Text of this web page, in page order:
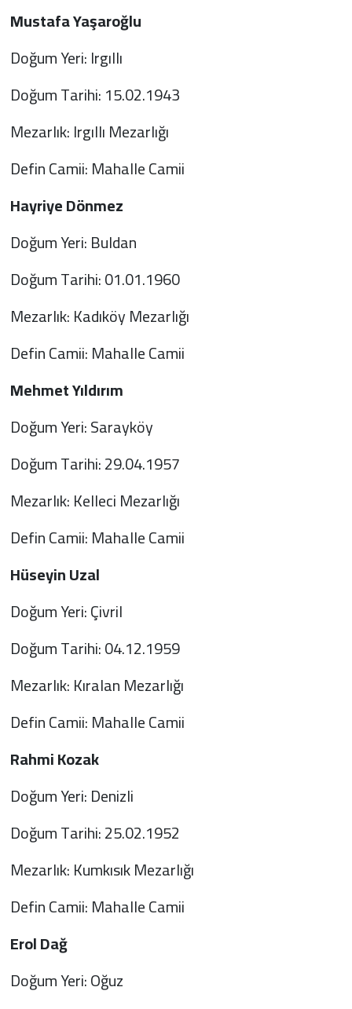
Mustafa Yaşaroğlu
Doğum Yeri: Irgıllı
Doğum Tarihi: 15.02.1943
Mezarlık: Irgıllı Mezarlığı
Defin Camii: Mahalle Camii
Hayriye Dönmez
Doğum Yeri: Buldan
Doğum Tarihi: 01.01.1960
Mezarlık: Kadıköy Mezarlığı
Defin Camii: Mahalle Camii
Mehmet Yıldırım
Doğum Yeri: Sarayköy
Doğum Tarihi: 29.04.1957
Mezarlık: Kelleci Mezarlığı
Defin Camii: Mahalle Camii
Hüseyin Uzal
Doğum Yeri: Çivril
Doğum Tarihi: 04.12.1959
Mezarlık: Kıralan Mezarlığı
Defin Camii: Mahalle Camii
Rahmi Kozak
Doğum Yeri: Denizli
Doğum Tarihi: 25.02.1952
Mezarlık: Kumkısık Mezarlığı
Defin Camii: Mahalle Camii
Erol Dağ
Doğum Yeri: Oğuz